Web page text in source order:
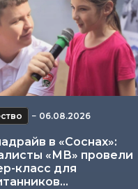
− 06.08.2026
в «Соснах»:
«МВ» провели
класс для